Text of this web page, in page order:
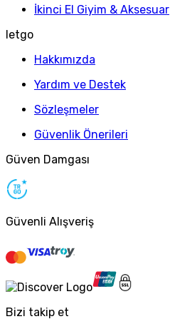
İkinci El Giyim & Aksesuar
letgo
Hakkımızda
Yardım ve Destek
Sözleşmeler
Güvenlik Önerileri
Güven Damgası
Güvenli Alışveriş
Bizi takip et